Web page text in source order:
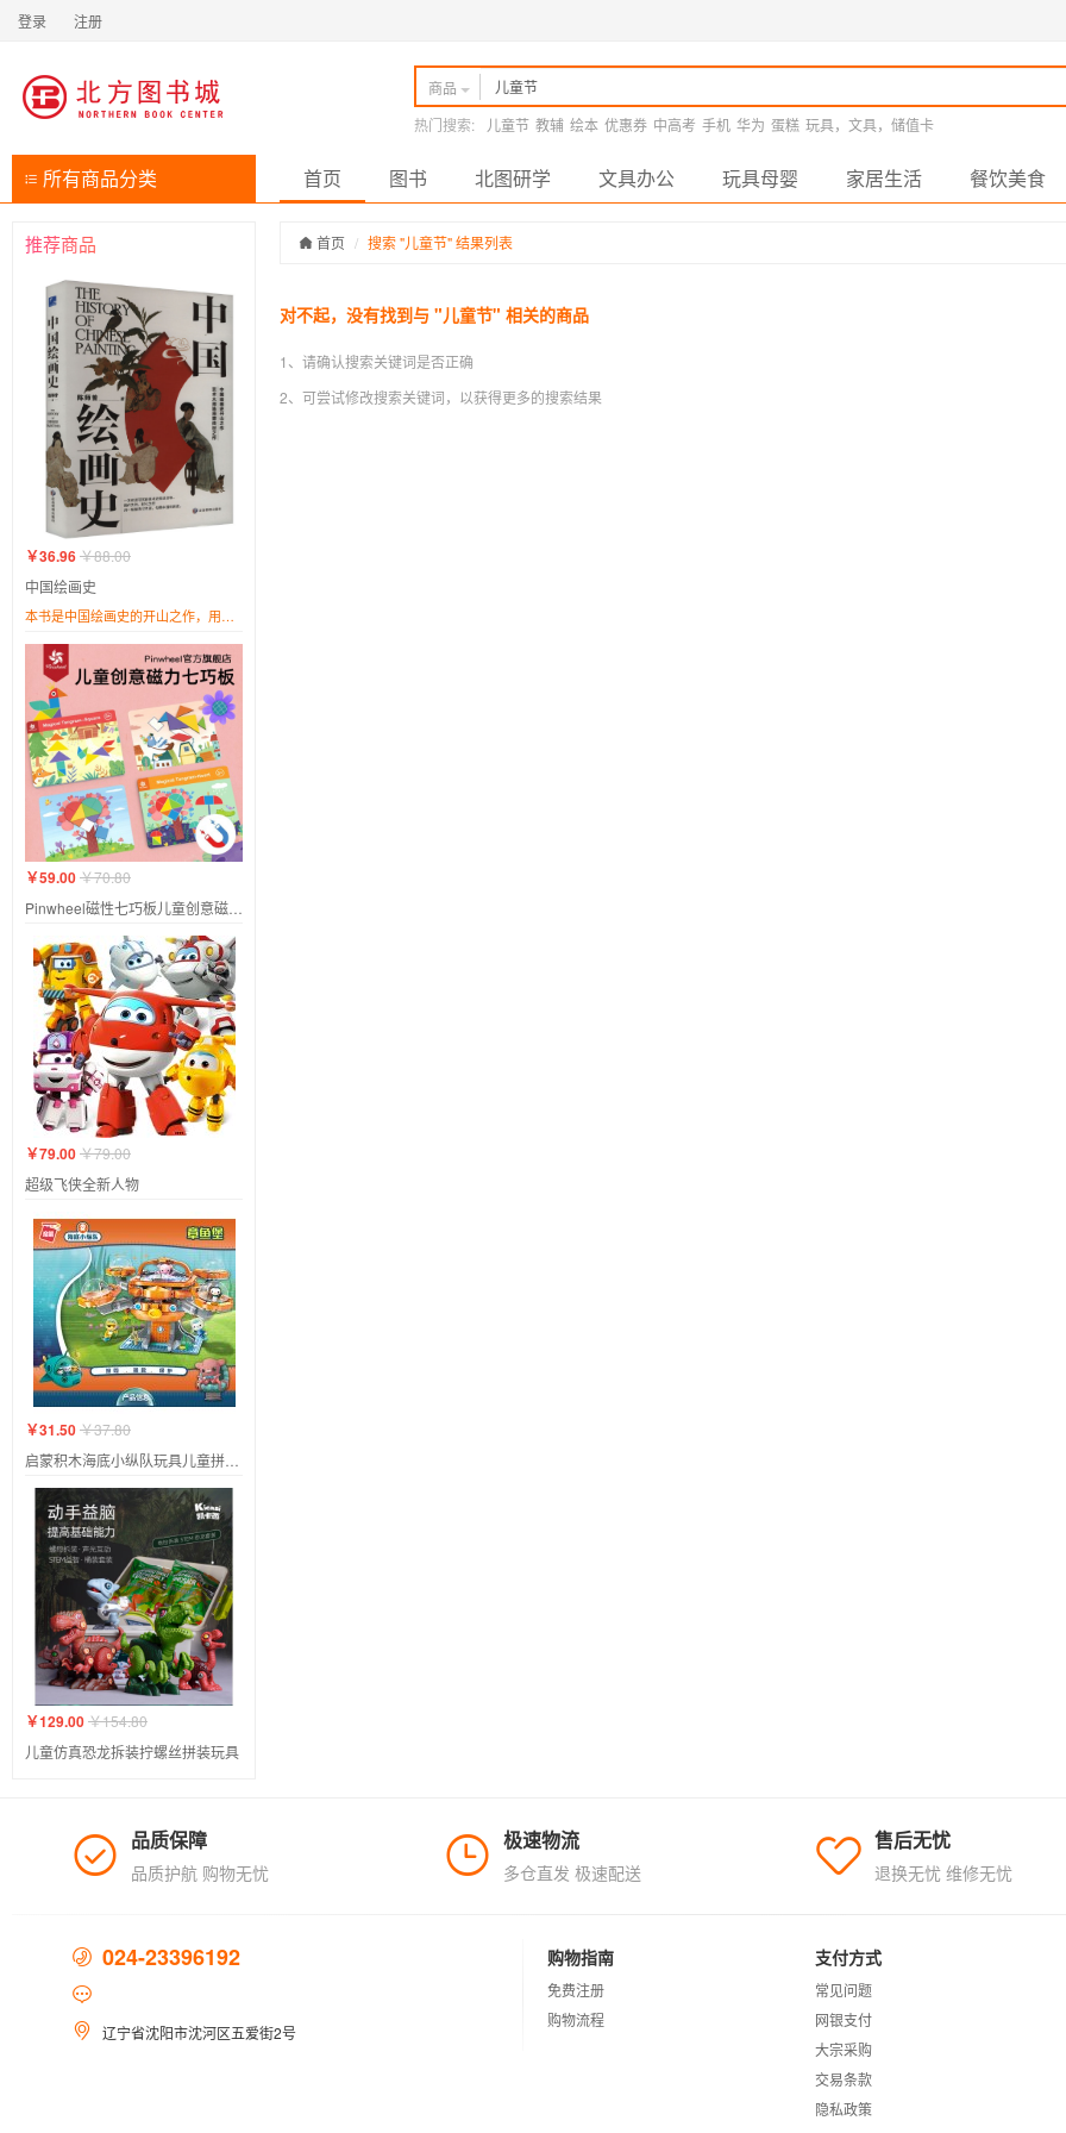
登录 注册
商品
热门搜索:
儿童节 教辅 绘本 优惠券 中高考 手机 华为 蛋糕 玩具，文具，储值卡
所有商品分类 首页 图书 北图研学 文具办公 玩具母婴 家居生活 餐饮美食
推荐商品
￥36.96￥88.00
中国绘画史
本书是中国绘画史的开山之作，用简明扼要的文字串连中国历代画史脉络、技法沿革。作者对画派、画家的独到见解可帮助读者快速领悟画作精髓。本书用300余幅高清传世名画再现了中国历代名家画风流派的绘画特点。画作选择与剪裁更是反复斟酌，别具匠心。名画局部放大更方便读者清晰地看到中国绘画的线条、构图与意境之美，能够为读者提供一种富有视觉美感的轻松阅读体验。
￥59.00￥70.80
Pinwheel磁性七巧板儿童创意磁力贴幼儿园益智几何教具儿童玩具
￥79.00￥79.00
超级飞侠全新人物
￥31.50￥37.80
启蒙积木海底小纵队玩具儿童拼装章鱼堡男孩拼插鱼艇模型
￥129.00￥154.80
儿童仿真恐龙拆装拧螺丝拼装玩具
首页 搜索 "儿童节" 结果列表
对不起，没有找到与 "儿童节" 相关的商品
1、请确认搜索关键词是否正确
2、可尝试修改搜索关键词，以获得更多的搜索结果
品质保障
品质护航 购物无忧
极速物流
多仓直发 极速配送
售后无忧
退换无忧 维修无忧
024-23396192
辽宁省沈阳市沈河区五爱街2号
购物指南
免费注册
购物流程
支付方式
常见问题
网银支付
大宗采购
交易条款
隐私政策